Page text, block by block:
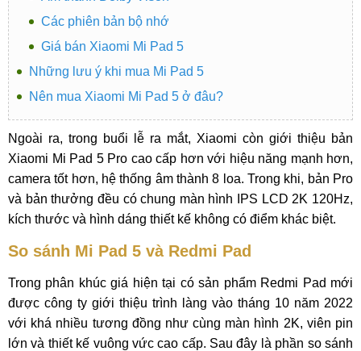
Các phiên bản bộ nhớ
Giá bán Xiaomi Mi Pad 5
Những lưu ý khi mua Mi Pad 5
Nên mua Xiaomi Mi Pad 5 ở đâu?
Ngoài ra, trong buổi lễ ra mắt, Xiaomi còn giới thiệu bản
Xiaomi Mi Pad 5 Pro cao cấp hơn với hiệu năng mạnh hơn,
camera tốt hơn, hệ thống âm thành 8 loa. Trong khi, bản Pro
và bản thưởng đều có chung màn hình IPS LCD 2K 120Hz,
kích thước và hình dáng thiết kế không có điểm khác biệt.
So sánh Mi Pad 5 và Redmi Pad
Trong phân khúc giá hiện tại có sản phẩm Redmi Pad mới
được công ty giới thiệu trình làng vào tháng 10 năm 2022
với khá nhiều tương đồng như cùng màn hình 2K, viên pin
lớn và thiết kế vuông vức cao cấp. Sau đây là phần so sánh